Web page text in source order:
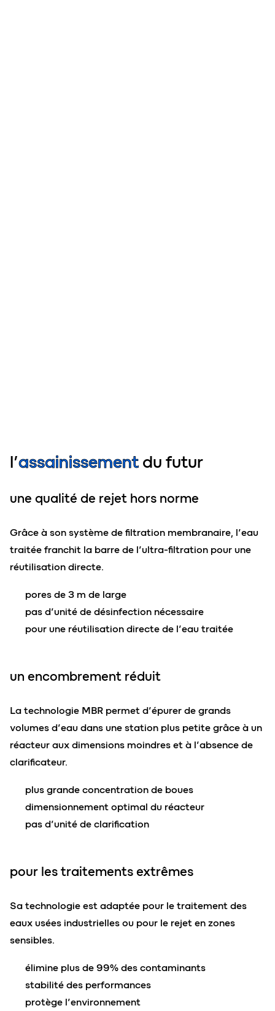
l’assainissement du futur
une qualité de rejet hors norme
Grâce à son système de filtration membranaire, l’eau
traitée franchit la barre de l’ultra-filtration pour une
réutilisation directe.
pores de 3 m de large
pas d’unité de désinfection nécessaire
pour une réutilisation directe de l’eau traitée
un encombrement réduit
La technologie MBR permet d’épurer de grands
volumes d’eau dans une station plus petite grâce à un
réacteur aux dimensions moindres et à l’absence de
clarificateur.
plus grande concentration de boues
dimensionnement optimal du réacteur
pas d’unité de clarification
pour les traitements extrêmes
Sa technologie est adaptée pour le traitement des
eaux usées industrielles ou pour le rejet en zones
sensibles.
élimine plus de 99% des contaminants
stabilité des performances
protège l’environnement